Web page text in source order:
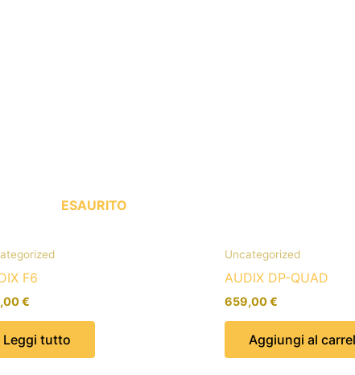
ESAURITO
F6
€
Leggi tutto
Uncategorized
AUDIX DP-QUAD
659,00€
Aggiungi al